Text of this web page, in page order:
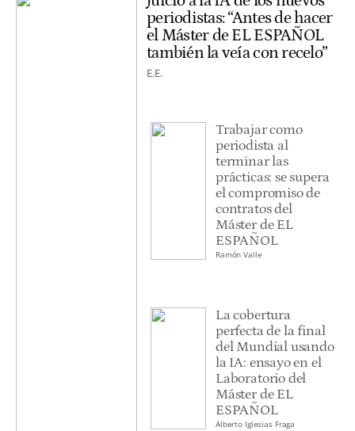
periodistas: “Antes de hacer
el Máster de EL ESPAÑOL
también la veía con recelo”
E.E.
Trabajar como
periodista al
terminar las
prácticas: se supera
el compromiso de
contratos del
Máster de EL
ESPAÑOL
Ramón Valle
La cobertura
perfecta de la final
del Mundial usando
la IA: ensayo en el
Laboratorio del
Máster de EL
ESPAÑOL
Alberto Iglesias Fraga